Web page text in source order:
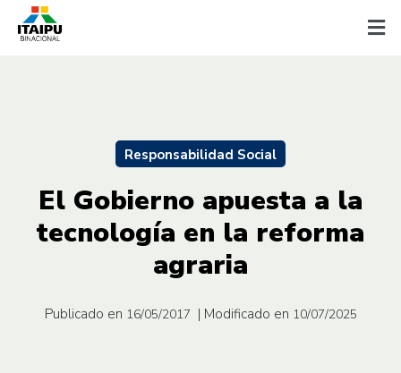
Responsabilidad Social
El Gobierno apuesta a la
tecnología en la reforma
agraria
Publicado en 16/05/2017 | Modificado en 10/07/2025